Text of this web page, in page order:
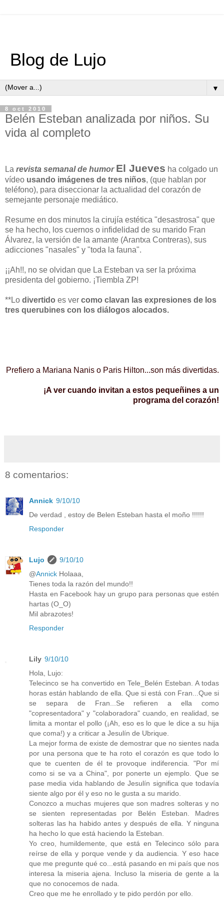
Blog de Lujo
▼
8 oct 2010
Belén Esteban analizada por niños. Su
vida al completo
La revista semanal de humor El Jueves ha colgado un
vídeo usando imágenes de tres niños, (que hablan por
teléfono), para diseccionar la actualidad del corazón de
semejante personaje mediático.
Resume en dos minutos la cirujía estética "desastrosa" que
se ha hecho, los cuernos o infidelidad de su marido Fran
Álvarez, la versión de la amante (Arantxa Contreras), sus
adicciones "nasales" y "toda la fauna".
¡¡Ah!!, no se olvidan que La Esteban va ser la próxima
presidenta del gobierno. ¡Tiembla ZP!
**Lo divertido es ver como clavan las expresiones de los
tres querubines con los diálogos alocados.
Prefiero a Mariana Nanis o Paris Hilton...son más divertidas.
¡A ver cuando invitan a estos pequeñines a un
programa del corazón!
8 comentarios:
Annick 9/10/10
De verdad , estoy de Belen Esteban hasta el moño !!!!!!
Responder
Lujo
9/10/10
@Annick Holaaa,
Tienes toda la razón del mundo!!
Hasta en Facebook hay un grupo para personas que estén
hartas (O_O)
Mil abrazotes!
Responder
Lily 9/10/10
Hola, Lujo:
Telecinco se ha convertido en Tele_Belén Esteban. A todas
horas están hablando de ella. Que si está con Fran...Que si
se separa de Fran...Se refieren a ella como
"copresentadora" y "colaboradora" cuando, en realidad, se
limita a montar el pollo (¡Ah, eso es lo que le dice a su hija
que coma!) y a criticar a Jesulín de Ubrique.
La mejor forma de existe de demostrar que no sientes nada
por una persona que te ha roto el corazón es que todo lo
que te cuenten de él te provoque indiferencia. "Por mí
como si se va a China", por ponerte un ejemplo. Que se
pase media vida hablando de Jesulín significa que todavía
siente algo por él y eso no le gusta a su marido.
Conozco a muchas mujeres que son madres solteras y no
se sienten representadas por Belén Esteban. Madres
solteras las ha habido antes y después de ella. Y ninguna
ha hecho lo que está haciendo la Esteban.
Yo creo, humildemente, que está en Telecinco sólo para
reírse de ella y porque vende y da audiencia. Y eso hace
que me pregunte qué co...está pasando en mi país que nos
interesa la miseria ajena. Incluso la miseria de gente a la
que no conocemos de nada.
Creo que me he enrollado y te pido perdón por ello.